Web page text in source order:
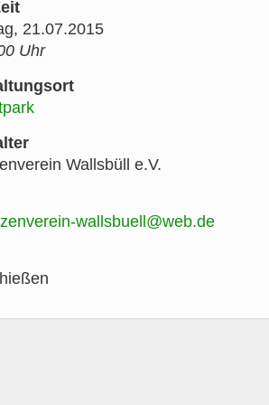
21.07.2015
Uhr
Wallsbüll e.V.
wallsbuell@web.de